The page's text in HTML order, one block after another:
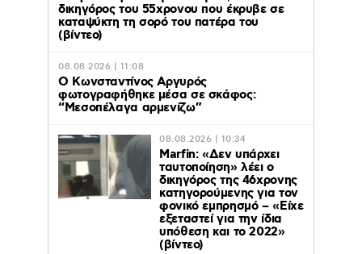
δικηγόρος του 55χρονου που έκρυβε σε
καταψύκτη τη σορό του πατέρα του
(βίντεο)
08.08.2026 | 11:08
Ο Κωνσταντίνος Αργυρός
φωτογραφήθηκε μέσα σε σκάφος:
“Μεσοπέλαγα αρμενίζω”
08.08.2026 | 10:34
Marfin: «Δεν υπάρχει
ταυτοποίηση» λέει ο
δικηγόρος της 46χρονης
κατηγορούμενης για τον
φονικό εμπρησμό – «Είχε
εξεταστεί για την ίδια
υπόθεση και το 2022»
(βίντεο)